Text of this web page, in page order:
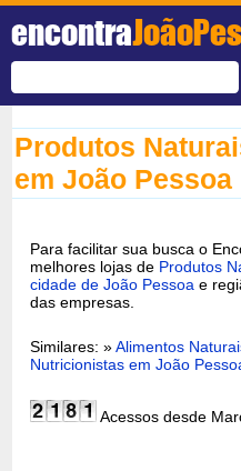
encontra
Produtos
em João Pessoa
Para facilitar sua busca o
melhores lojas de Produtos
cidade de João Pessoa e
das empresas.
Similares: »Alimentos
Nutricionistas em João
Acessos desde